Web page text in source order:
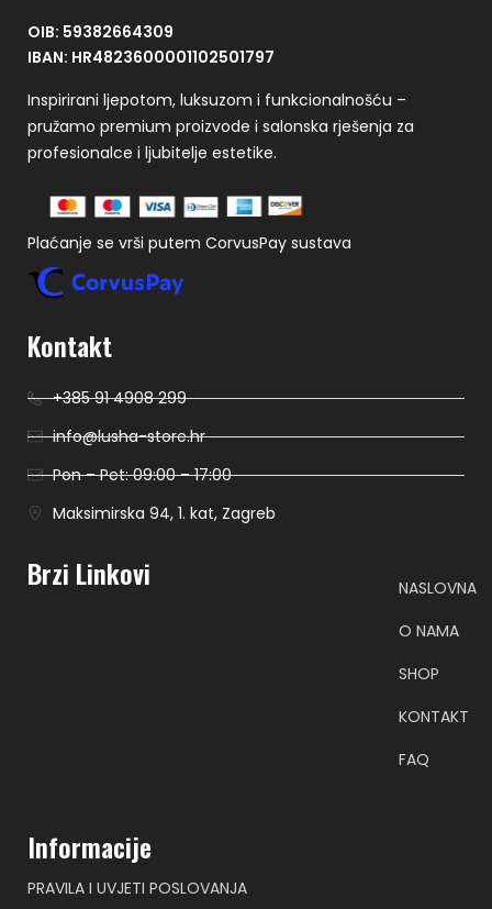
OIB: 59382664309
IBAN: HR4823600001102501797
Inspirirani ljepotom, luksuzom i funkcionalnošću –
pružamo premium proizvode i salonska rješenja za
profesionalce i ljubitelje estetike.
Plaćanje se vrši putem CorvusPay sustava
Kontakt
+385 91 4908 299
info@lusha-store.hr
Pon – Pet: 09:00 – 17:00
Maksimirska 94, 1. kat, Zagreb
Brzi Linkovi
NASLOVNA
O NAMA
SHOP
KONTAKT
FAQ
Informacije
PRAVILA I UVJETI POSLOVANJA